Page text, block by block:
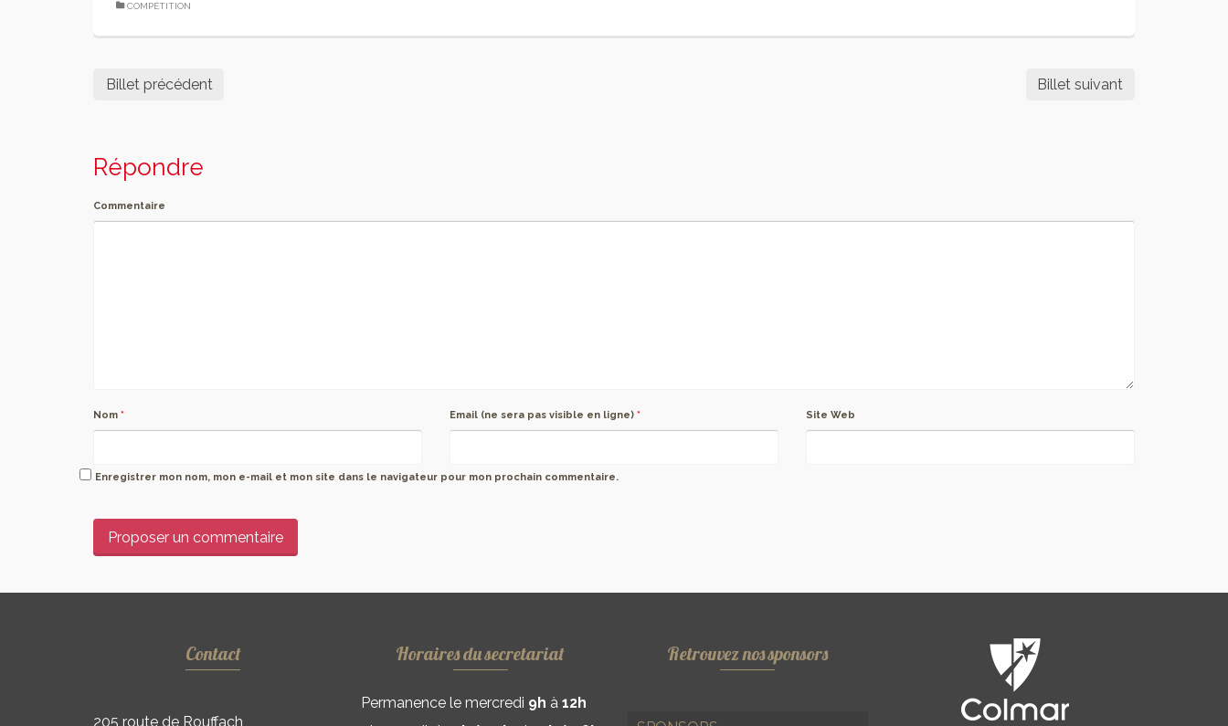
COMPÉTITION
Billet précédent Billet suivant
Répondre
Commentaire
Nom * Email (ne sera pas visible en ligne) * Site Web
Enregistrer mon nom, mon e-mail et mon site dans le navigateur pour mon prochain commentaire.
Contact
205 route de Rouffach
Horaires du secretariat
Permanence le mercredi 9h à 12h
Retrouvez nos sponsors